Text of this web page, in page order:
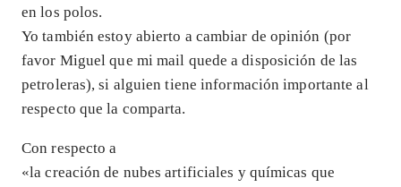
en los polos.
Yo también estoy abierto a cambiar de opinión (por
favor Miguel que mi mail quede a disposición de las
petroleras), si alguien tiene información importante al
respecto que la comparta.
Con respecto a
«la creación de nubes artificiales y químicas que